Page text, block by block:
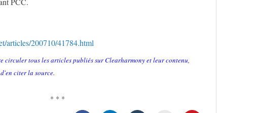
articles/200710/41784.html
circuler tous les articles publiés sur Clearharmony et leur contenu,
citer la source.
* * *